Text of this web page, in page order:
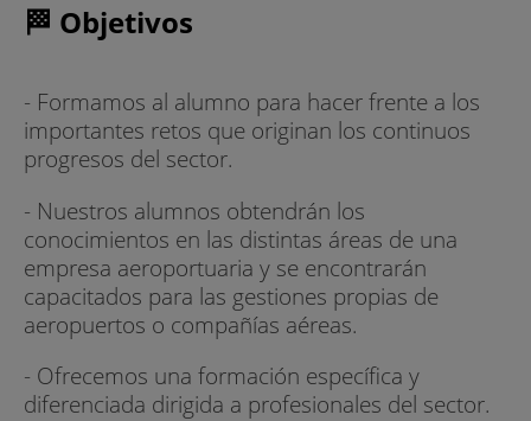
🏁 Objetivos
- Formamos al alumno para hacer frente a los
importantes retos que originan los continuos
progresos del sector.
- Nuestros alumnos obtendrán los
conocimientos en las distintas áreas de una
empresa aeroportuaria y se encontrarán
capacitados para las gestiones propias de
aeropuertos o compañías aéreas.
- Ofrecemos una formación específica y
diferenciada dirigida a profesionales del sector.